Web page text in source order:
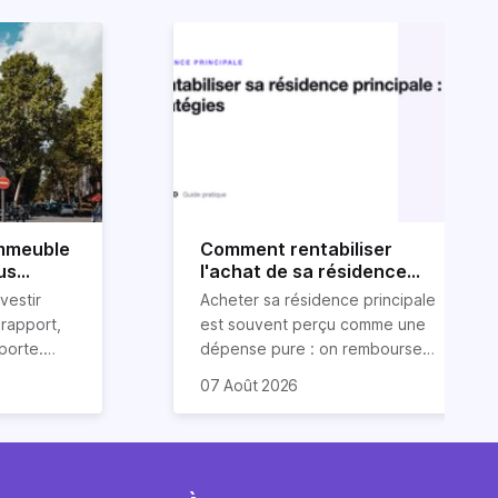
condition
Comment rentabiliser
l'achat de sa résidence
principale : 6 stratégies
Acheter sa résidence principale
est souvent perçu comme une
dépense pure : on rembourse
méthode, une résidence
favorable, parce que le
07 Août 2026